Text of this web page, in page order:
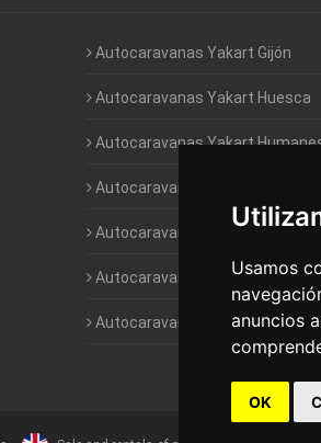
Usamos
anuncios
OK
Autocaravanas Yakart Gijón
Autocaravanas Yakart Huesca
Autocaravanas Yakart
Autocaravanas Yakart Jaén
Autocaravanas Yakart Lugo
Autocaravanas Yakart Valencia
Autocaravanas Yakart Vitoria